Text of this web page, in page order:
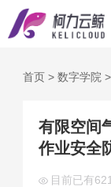
首页> 数字学院 >
有限空间
作业安全
目前已有